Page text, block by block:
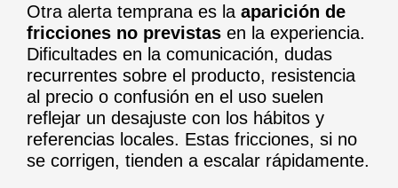
Otra alerta temprana es la aparición de
fricciones no previstasen la experiencia.
Dificultades en la comunicación, dudas
recurrentes sobre el producto, resistencia
al precio o confusión en el uso suelen
reflejar un desajuste con los hábitos y
referencias locales. Estas fricciones, si no
se corrigen, tienden a escalar rápidamente.